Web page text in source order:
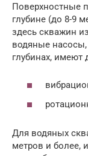
Поверхностные
глубине (до 8-9
здесь скважин
водяные
глубинах, имеют
Для водяных
метров и более,